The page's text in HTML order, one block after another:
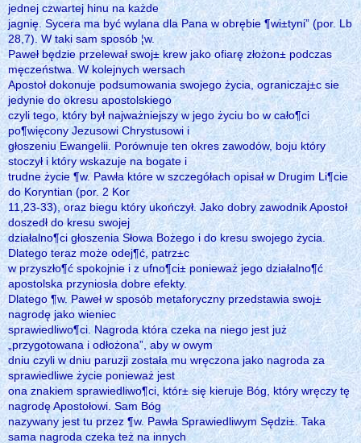
jednej czwartej hinu na każde
jagnię. Sycera ma być wylana dla Pana w obrębie ¶wi±tyni” (por. Lb
28,7). W taki sam sposób ¦w.
Paweł będzie przelewał swoj± krew jako ofiarę złożon± podczas
męczeństwa. W kolejnych wersach
Apostoł dokonuje podsumowania swojego życia, ograniczaj±c sie
jedynie do okresu apostolskiego
czyli tego, który był najważniejszy w jego życiu bo w cało¶ci
po¶więcony Jezusowi Chrystusowi i
głoszeniu Ewangelii. Porównuje ten okres zawodów, boju który
stoczył i który wskazuje na bogate i
trudne życie ¶w. Pawła które w szczegółach opisał w Drugim Li¶cie
do Koryntian (por. 2 Kor
11,23-33), oraz biegu który ukończył. Jako dobry zawodnik Apostoł
doszedł do kresu swojej
działalno¶ci głoszenia Słowa Bożego i do kresu swojego życia.
Dlatego teraz może odej¶ć, patrz±c
w przyszło¶ć spokojnie i z ufno¶ci± ponieważ jego działalno¶ć
apostolska przyniosła dobre efekty.
Dlatego ¶w. Paweł w sposób metaforyczny przedstawia swoj±
nagrodę jako wieniec
sprawiedliwo¶ci. Nagroda która czeka na niego jest już
„przygotowana i odłożona”, aby w owym
dniu czyli w dniu paruzji została mu wręczona jako nagroda za
sprawiedliwe życie ponieważ jest
ona znakiem sprawiedliwo¶ci, któr± się kieruje Bóg, który wręczy tę
nagrodę Apostołowi. Sam Bóg
nazywany jest tu przez ¶w. Pawła Sprawiedliwym Sędzi±. Taka
sama nagroda czeka też na innych